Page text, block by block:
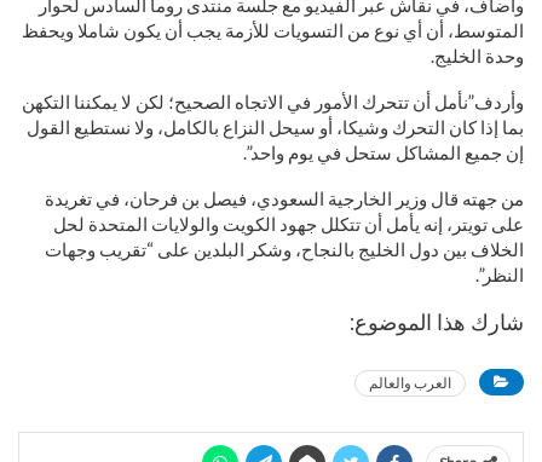
وأضاف، في نقاش عبر الفيديو مع جلسة منتدى روما السادس لحوار
المتوسط، أن أي نوع من التسويات للأزمة يجب أن يكون شاملا ويحفظ
وحدة الخليج.
وأردف”نأمل أن تتحرك الأمور في الاتجاه الصحيح؛ لكن لا يمكننا التكهن
بما إذا كان التحرك وشيكا، أو سيحل النزاع بالكامل، ولا نستطيع القول
إن جميع المشاكل ستحل في يوم واحد”.
من جهته قال وزير الخارجية السعودي، فيصل بن فرحان، في تغريدة
على تويتر، إنه يأمل أن تتكلل جهود الكويت والولايات المتحدة لحل
الخلاف بين دول الخليج بالنجاح، وشكر البلدين على “تقريب وجهات
النظر”.
شارك هذا الموضوع:
العرب والعالم